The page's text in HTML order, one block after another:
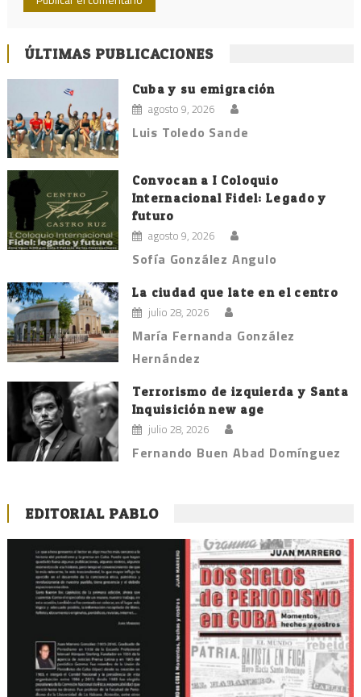
ÚLTIMAS PUBLICACIONES
Cuba y su emigración
agosto 9, 2026
Luis Toledo Sande
Convocan a I Coloquio
Internacional Fidel: Legado y
futuro
agosto 9, 2026
Sofía González Angulo
La ciudad que late en el centro
julio 28, 2026
María Fernanda González
Hernández
Terrorismo de izquierda y Santa
Inquisición new age
julio 28, 2026
Fernando Buen Abad Domínguez
EDITORIAL PABLO